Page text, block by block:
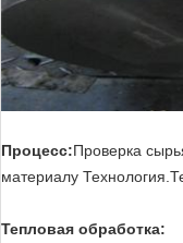
Процесс:Проверка
материалу
Тепловая обработка: